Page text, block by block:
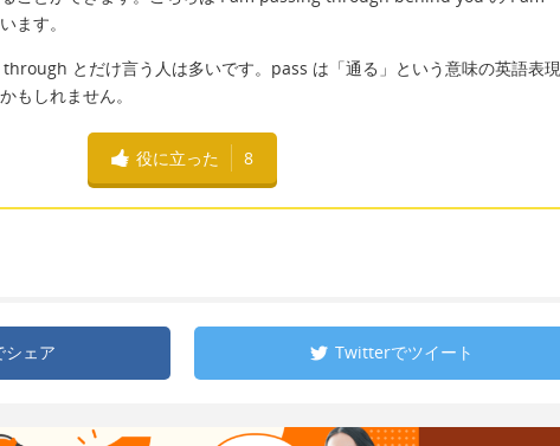
ます。
through とだけ言う人は多いです。pass は「通る」という意味の英語表現
もしれません。
役に立った 8
シェア Twitterでツイート